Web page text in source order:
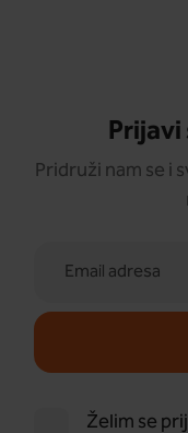
Pridruži nam se i
Želim se